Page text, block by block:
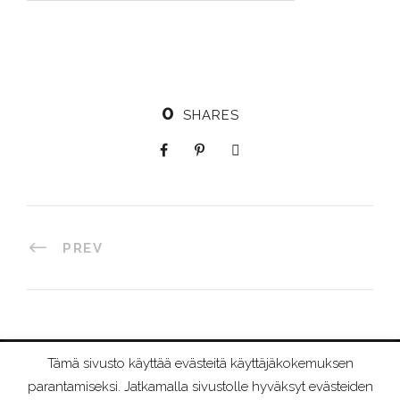
0 SHARES
PREV
©2026 RIIMURAAMI
Tämä sivusto käyttää evästeitä käyttäjäkokemuksen
parantamiseksi. Jatkamalla sivustolle hyväksyt evästeiden